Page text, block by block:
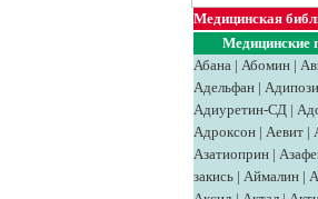
Медицинская
Абана | Абомин |
Адельфан |
Адиуретин-СД |
Адроксон | Аевит |
Азатиоприн |
закись | Аймалин |